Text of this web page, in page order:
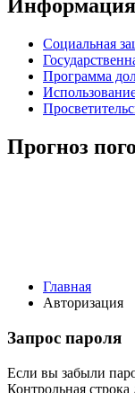
Информация
Социальная
Программа
Прогноз
Главная
Авторизация
Запрос пароля
Если вы забыли
Контрольная